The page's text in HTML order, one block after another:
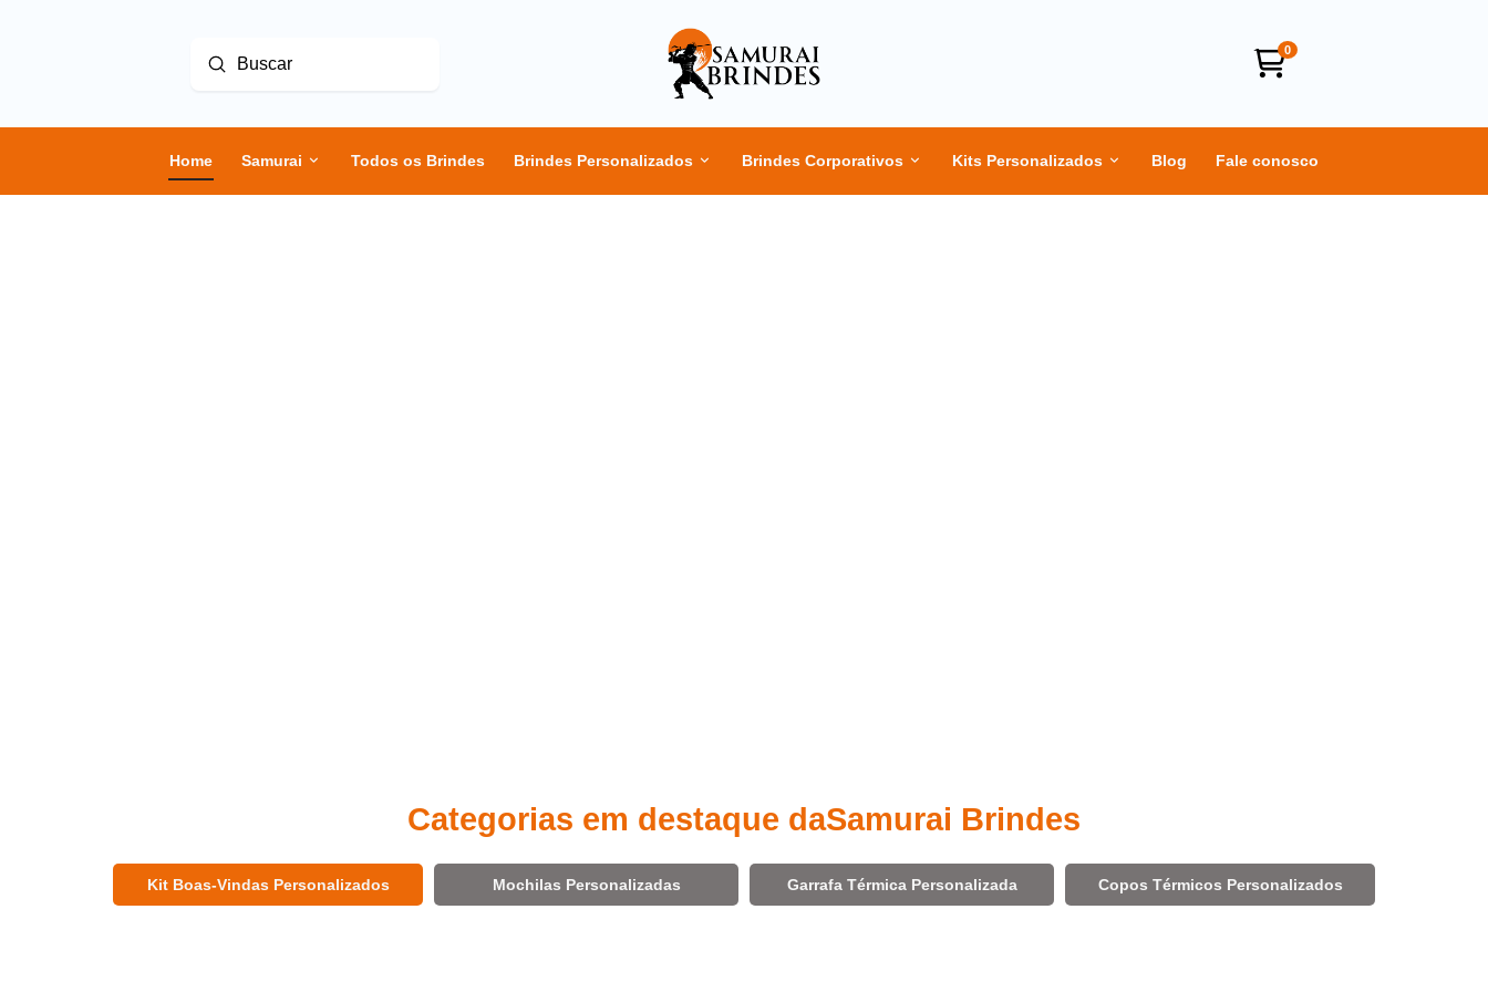
Buscar
Enviar
0
Home Samurai Todos os Brindes Brindes Personalizados Brindes Corporativos Kits Personalizados Blog Fale conosco
Categorias em destaque daSamurai Brindes
Kit Boas-Vindas Personalizados Mochilas Personalizadas Garrafa Térmica Personalizada Copos Térmicos Personalizados